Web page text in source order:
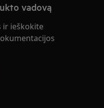
vadovą
ir ieškokite